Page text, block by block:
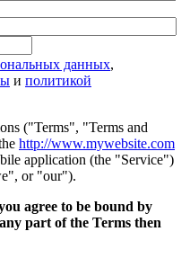
данных,
и политикой
("Terms", "Terms and
http://www.mywebsite.com
application (the "Service")
or "our").
agree to be bound by
part of the Terms then